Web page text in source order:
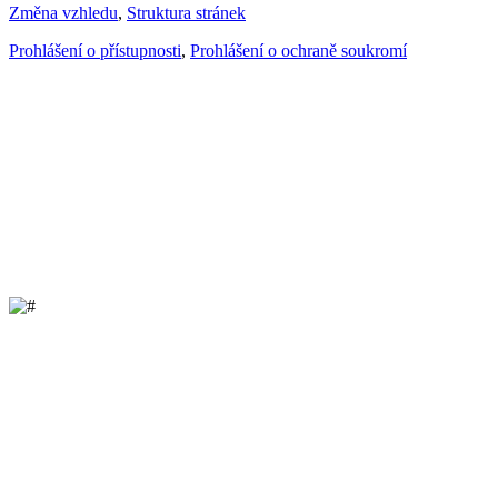
Změna vzhledu, Struktura stránek
Prohlášení o přístupnosti, Prohlášení o ochraně soukromí